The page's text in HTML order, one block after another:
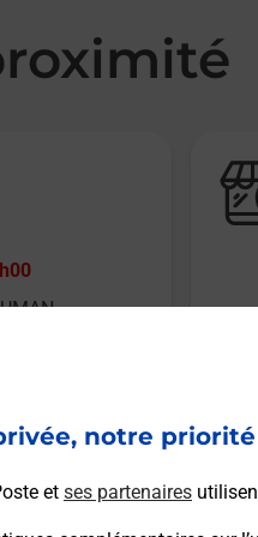
notre priorité
et ses partenaires